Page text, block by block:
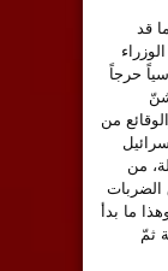
قد
حرجاً
من
من
الضربات
ما بدأ
ثمّ